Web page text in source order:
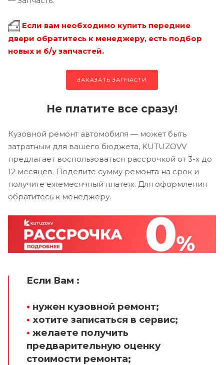
Если вам необходимо купить передние
двери обратитесь к менеджеру, есть подбор
новых и б/у запчастей.
ЗАКАЗАТЬ ЗАПЧАСТИ
Не платите все сразу!
Кузовной ремонт автомобиля — может быть
затратным для вашего бюджета, KUTUZOVV
предлагает воспользоваться рассрочкой от 3-х до
12 месяцев. Поделите сумму ремонта на срок и
получите ежемесячный платеж. Для оформления
обратитесь к менеджеру.
Если Вам :
• нужен кузовной ремонт;
• хотите записаться в сервис;
• желаете получить
предварительную оценку
стоимости ремонта;